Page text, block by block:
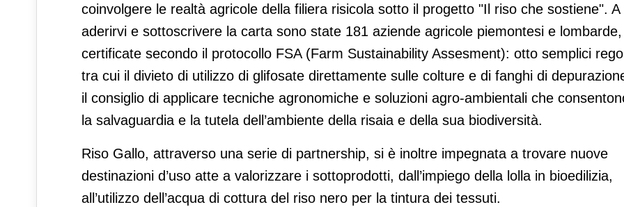
coinvolgere le realtà agricole della filiera risicola sotto il progetto "Il riso che sostiene". A
aderirvi e sottoscrivere la carta sono state 181 aziende agricole piemontesi e lombarde,
certificate secondo il protocollo FSA (Farm Sustainability Assesment): otto semplici
tra cui il divieto di utilizzo di glifosate direttamente sulle colture e di fanghi di
il consiglio di applicare tecniche agronomiche e soluzioni agro-ambientali che
la salvaguardia e la tutela dell’ambiente della risaia e della sua biodiversità.
Riso Gallo, attraverso una serie di partnership, si è inoltre impegnata a trovare nuove
destinazioni d’uso atte a valorizzare i sottoprodotti, dall’impiego della lolla in bioedilizia,
all’utilizzo dell’acqua di cottura del riso nero per la tintura dei tessuti.